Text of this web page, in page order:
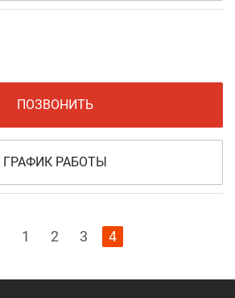
ПОЗВОНИТЬ
ГРАФИК РАБОТЫ
1 2 3 4